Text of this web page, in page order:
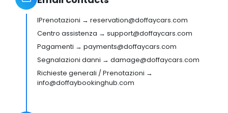
IPrenotazioni → reservation@doffaycars.com
Centro assistenza → support@doffaycars.com
Pagamenti → payments@doffaycars.com
Segnalazioni danni → damage@doffaycars.com
Richieste generali / Prenotazioni →
info@doffaybookinghub.com